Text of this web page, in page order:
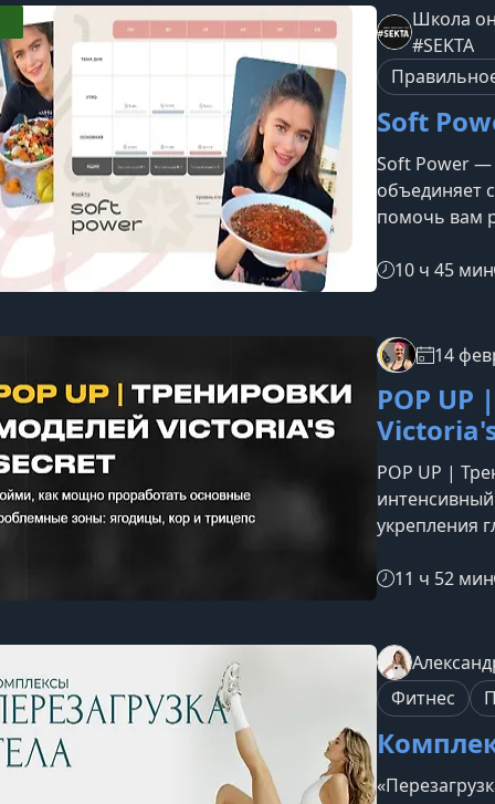
Школа
#SEKTA
Soft
Soft Power —
объединяет
помочь вам
для тех, кто
получать
сильному,
каждом
плавные
10 ч 45 мин
14
POP
POP UP |
укрепления
подойдет
UPPOP-UP —
развитие
включают
11 ч 52 мин
Фитнес